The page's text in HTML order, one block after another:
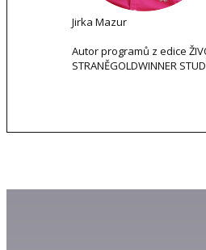
Jirka Mazur
Autor programů z edice
STRANĚGOLDWINNER